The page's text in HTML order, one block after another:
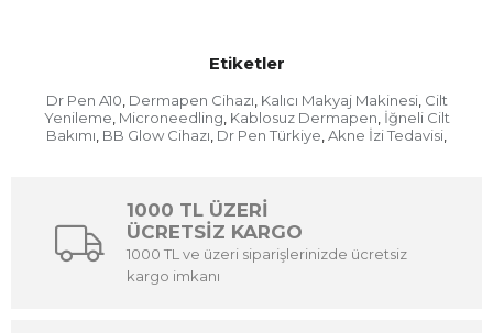
Etiketler
Dr Pen A10, Dermapen Cihazı, Kalıcı Makyaj Makinesi, Cilt
Yenileme, Microneedling, Kablosuz Dermapen, İğneli Cilt
Bakımı, BB Glow Cihazı, Dr Pen Türkiye, Akne İzi Tedavisi,
1000 TL ÜZERİ
ÜCRETSİZ KARGO
1000 TL ve üzeri siparişlerinizde ücretsiz
kargo imkanı